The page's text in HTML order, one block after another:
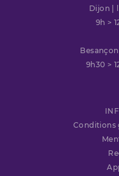
Dijon |
9h >
9h30 >
Conditions